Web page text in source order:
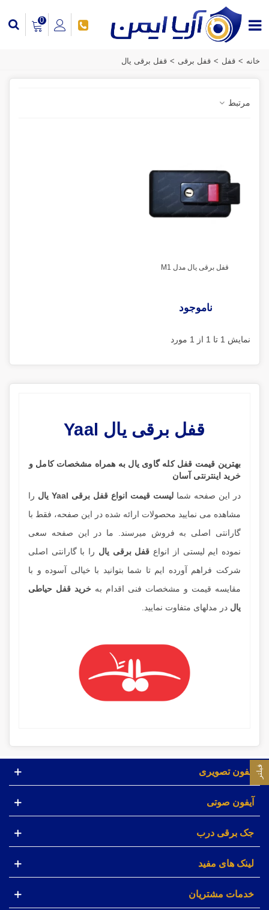
0
خانه > قفل > قفل برقی > قفل برقی یال
مرتبط
قفل برقی یال مدل M1
ناموجود
نمایش 1 تا 1 از 1 مورد
قفل برقی یال Yaal
بهترین قیمت قفل کله گاوی یال به همراه مشخصات کامل و
خرید اینترنتی آسان
در این صفحه شما لیست قیمت انواع قفل برقی Yaal یال
را
مشاهده می نمایید محصولات ارائه شده در این صفحه، فقط با
گارانتی اصلی به فروش میرسند. ما در این صفحه سعی
نموده ایم لیستی از انواع قفل برقی یال را با گارانتی اصلی
شرکت فراهم آورده ایم تا شما بتوانید با خیالی آسوده و با
مقایسه قیمت و مشخصات فنی اقدام به خرید قفل حیاطی
یال در مدلهای متفاوت نمایید.
آیفون تصویری
آیفون صوتی
جک برقی درب
لینک های مفید
خدمات مشتریان
فیلتر